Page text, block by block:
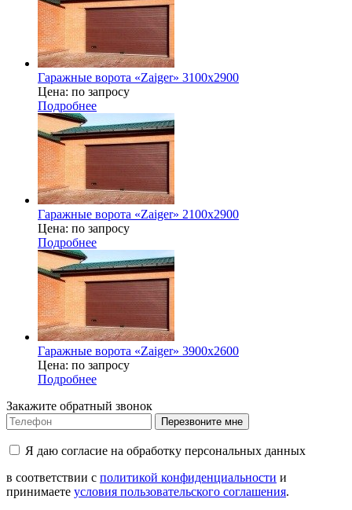
Гаражные ворота «Zaiger» 3100x2900
Цена: по запросу
Подробнее
Гаражные ворота «Zaiger» 2100x2900
Цена: по запросу
Подробнее
Гаражные ворота «Zaiger» 3900x2600
Цена: по запросу
Подробнее
Закажите обратный звонок
Перезвоните мне
Я даю согласие на обработку персональных данных
в соответствии с политикой конфиденциальности и
принимаете условия пользовательского соглашения.